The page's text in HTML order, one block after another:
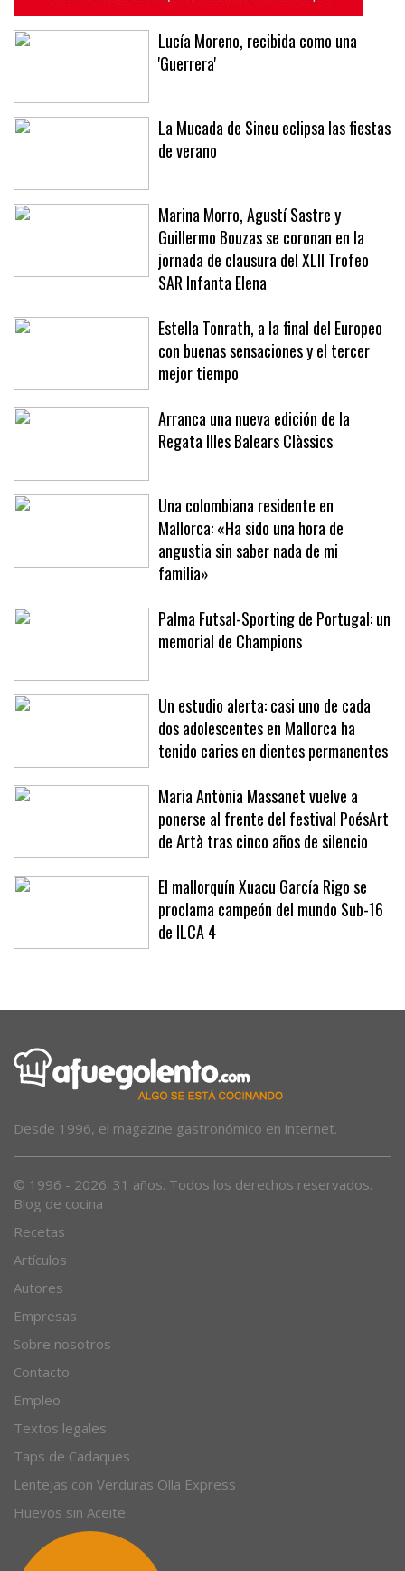
Lucía Moreno, recibida como una
'Guerrera'
La Mucada de Sineu eclipsa las fiestas
de verano
Marina Morro, Agustí Sastre y
Guillermo Bouzas se coronan en la
jornada de clausura del XLII Trofeo
SAR Infanta Elena
Estella Tonrath, a la final del Europeo
con buenas sensaciones y el tercer
mejor tiempo
Arranca una nueva edición de la
Regata Illes Balears Clàssics
Una colombiana residente en
Mallorca: «Ha sido una hora de
angustia sin saber nada de mi
familia»
Palma Futsal-Sporting de Portugal: un
memorial de Champions
Un estudio alerta: casi uno de cada
dos adolescentes en Mallorca ha
tenido caries en dientes permanentes
Maria Antònia Massanet vuelve a
ponerse al frente del festival PoésArt
de Artà tras cinco años de silencio
El mallorquín Xuacu García Rigo se
proclama campeón del mundo Sub-16
de ILCA 4
Desde 1996, el magazine gastronómico en internet.
© 1996 - 2026. 31 años. Todos los derechos reservados.
Blog de cocina
Recetas
Artículos
Autores
Empresas
Sobre nosotros
Contacto
Empleo
Textos legales
Taps de Cadaques
Lentejas con Verduras Olla Express
Huevos sin Aceite